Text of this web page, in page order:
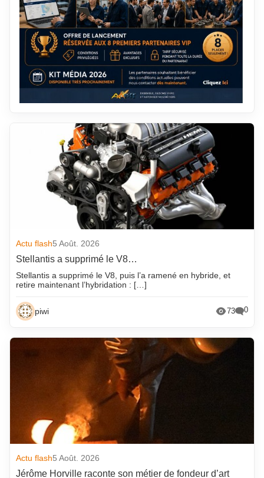
Actu flash5 Août. 2026
Stellantis a supprimé le V8…
Stellantis a supprimé le V8, puis l’a ramené en hybride, et
retire maintenant l’hybridation : […]
piwi 73 0
Actu flash5 Août. 2026
Jérôme Horville raconte son métier de fondeur d’art